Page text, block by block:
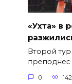
«Ухта» в
Второй
преподнёс
0 142